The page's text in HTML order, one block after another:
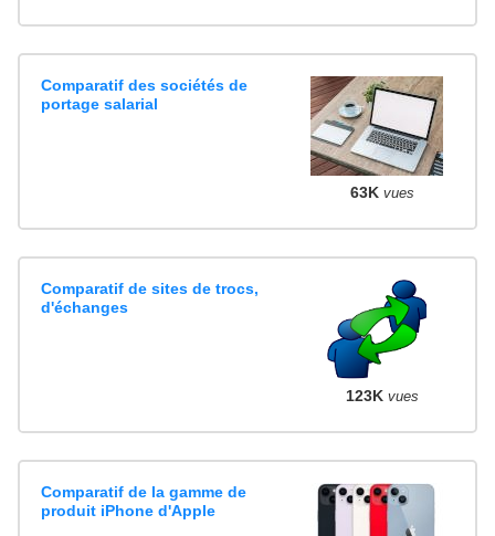
Comparatif des sociétés de
portage salarial
63K vues
Comparatif de sites de trocs,
d'échanges
123K vues
Comparatif de la gamme de
produit iPhone d'Apple